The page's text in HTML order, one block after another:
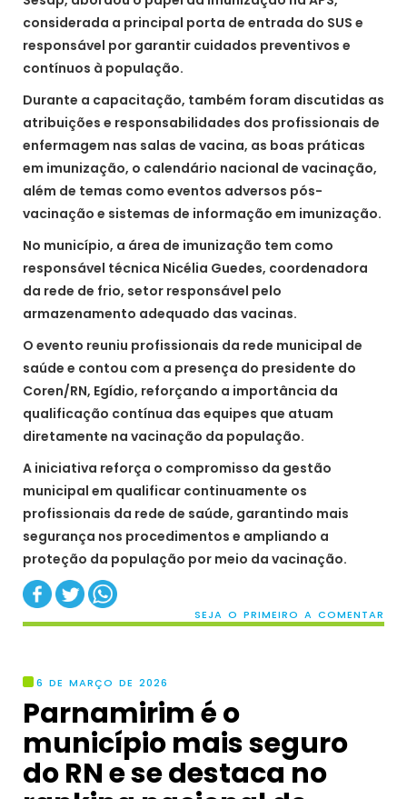
considerada a principal porta de entrada do SUS e
responsável por garantir cuidados preventivos e
contínuos à população.
Durante a capacitação, também foram discutidas as
atribuições e responsabilidades dos profissionais de
enfermagem nas salas de vacina, as boas práticas
em imunização, o calendário nacional de vacinação,
além de temas como eventos adversos pós-
vacinação e sistemas de informação em imunização.
No município, a área de imunização tem como
responsável técnica Nicélia Guedes, coordenadora
da rede de frio, setor responsável pelo
armazenamento adequado das vacinas.
O evento reuniu profissionais da rede municipal de
saúde e contou com a presença do presidente do
Coren/RN, Egídio, reforçando a importância da
qualificação contínua das equipes que atuam
diretamente na vacinação da população.
A iniciativa reforça o compromisso da gestão
municipal em qualificar continuamente os
profissionais da rede de saúde, garantindo mais
segurança nos procedimentos e ampliando a
proteção da população por meio da vacinação.
SEJA O PRIMEIRO A COMENTAR
6 DE MARÇO DE 2026
Parnamirim é o
município mais seguro
do RN e se destaca no